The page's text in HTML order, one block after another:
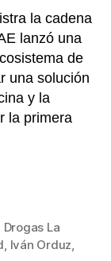
la cadena
lanzó una
de
una solución
y la
la primera
Drogas La
, Iván Orduz,